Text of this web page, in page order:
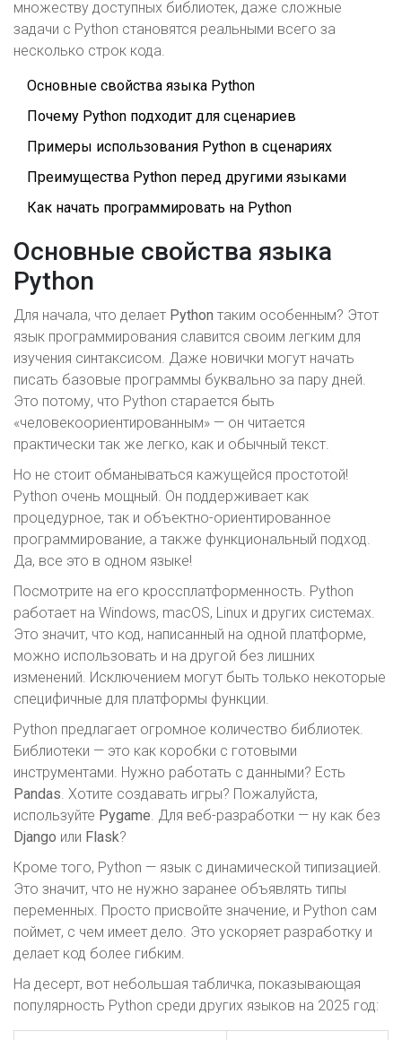
множеству доступных библиотек, даже сложные
задачи с Python становятся реальными всего за
несколько строк кода.
Основные свойства языка Python
Почему Python подходит для сценариев
Примеры использования Python в сценариях
Преимущества Python перед другими языками
Как начать программировать на Python
Основные свойства языка
Python
Для начала, что делает Python таким особенным? Этот
язык программирования славится своим легким для
изучения синтаксисом. Даже новички могут начать
писать базовые программы буквально за пару дней.
Это потому, что Python старается быть
«человекоориентированным» — он читается
практически так же легко, как и обычный текст.
Но не стоит обманываться кажущейся простотой!
Python очень мощный. Он поддерживает как
процедурное, так и объектно-ориентированное
программирование, а также функциональный подход.
Да, все это в одном языке!
Посмотрите на его кроссплатформенность. Python
работает на Windows, macOS, Linux и других системах.
Это значит, что код, написанный на одной платформе,
можно использовать и на другой без лишних
изменений. Исключением могут быть только некоторые
специфичные для платформы функции.
Python предлагает огромное количество библиотек.
Библиотеки — это как коробки с готовыми
инструментами. Нужно работать с данными? Есть
Pandas. Хотите создавать игры? Пожалуйста,
используйте Pygame. Для веб-разработки — ну как без
Django или Flask?
Кроме того, Python — язык с динамической типизацией.
Это значит, что не нужно заранее объявлять типы
переменных. Просто присвойте значение, и Python сам
поймет, с чем имеет дело. Это ускоряет разработку и
делает код более гибким.
На десерт, вот небольшая табличка, показывающая
популярность Python среди других языков на 2025 год: